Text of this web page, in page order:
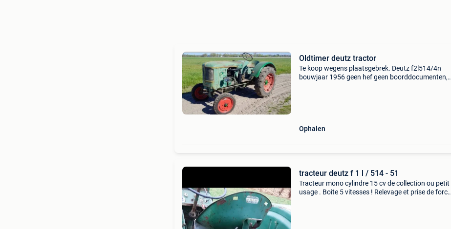
Oldtimer deutz tractor
Te koop wegens plaatsgebrek. Deutz f2l514/4n
bouwjaar 1956 geen hef geen boorddocumenten,
Ophalen
tracteur deutz f 1 l / 514 - 51
Tracteur mono cylindre 15 cv de collection ou petit
usage . Boite 5 vitesses ! Relevage et prise de force